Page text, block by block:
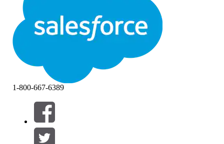
Cerrar Cerrar
Filtros (0)
SELECCIONAR FILTROS
1-800-667-6389